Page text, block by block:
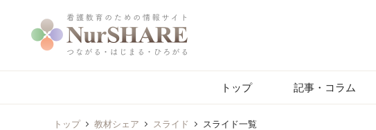
トップ 記事・コラム
トップ 教材シェア スライド スライド一覧